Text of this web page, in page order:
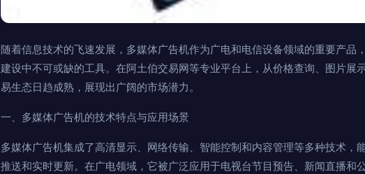
随着信息技术的飞速发展，多媒体广告机作为广电和电信设备领域的重要产品
建设中不可或缺的工具。在阿土伯交易网等专业平台上，从价格查询、图片展
易生态日趋成熟，展现出广阔的市场潜力。
一、多媒体广告机的技术特点与应用场景
多媒体广告机集成了高清显示、网络传输、智能控制和内容管理等多种技术，
推送和实时更新。在广电领域，它被广泛应用于电视台节目预告、新闻直播和